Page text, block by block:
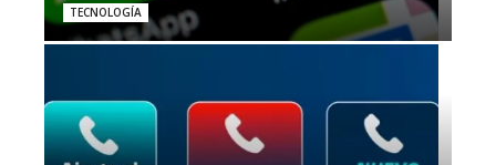
TECNOLOGÍA